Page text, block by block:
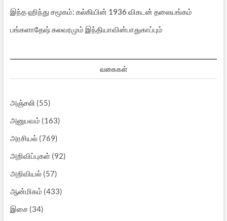
இந்த ஹிந்து சமூகம்: கல்கியின் 1936 விகடன் தலையங்கம்
பங்களாதேஷ் கலவரமும் இந்தியாவின்பாதுகாப்பும்
வகைகள்
அஞ்சலி (55)
அனுபவம் (163)
அரசியல்(769)
அறிவிப்புகள்(92)
அறிவியல்(57)
ஆன்மிகம் (433)
இசை(34)